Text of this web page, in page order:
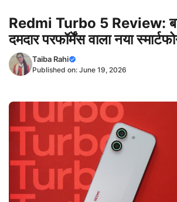
Redmi Turbo 5 Review:
दमदार परफॉर्मेंस वाला नया
Taiba Rahi
Published on: June 19, 2026